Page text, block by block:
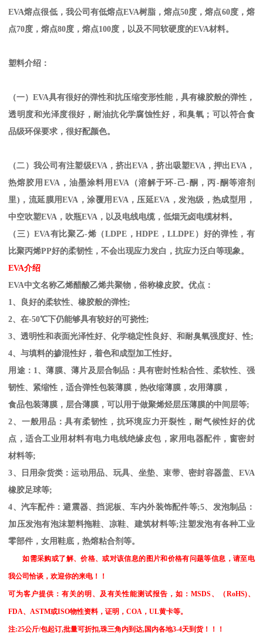
EVA熔点很低，我公司有低熔点EVA树脂，熔点50度，熔点60度，熔
点70度，熔点80度，熔点100度，以及不同软硬度的EVA材料。
塑料介绍：
（一）EVA具有很好的弹性和抗压缩变形性能，具有橡胶般的弹性，
透明度和光泽度很好，耐油抗化学腐蚀性好，和臭氧；可以符合食
品级环保要求，很好配颜色。
（二）我公司有注塑级EVA，挤出EVA ，挤出吸塑EVA ，押出EVA，
热熔胶用 EVA，油墨涂料用 EVA（溶解于环-己-酮，丙-酮等溶剂
里) ，流延膜用EVA ，涂覆用 EVA，压延EVA ，发泡级，热成型用，
中空吹塑EVA ，吹瓶EVA ，以及电线电缆，低烟无卤电缆材料。
（三）EVA有比聚乙-烯（LDPE ，HDPE ，LLDPE ）好的弹性，有
比聚丙烯PP好的柔韧性，不会出现应力发白，抗应力泛白等现象。
EVA介绍
EVA中文名称乙烯醋酸乙烯共聚物，俗称橡皮胶。优点：
1、良好的柔软性、橡胶般的弹性;
2、在-50℃下仍能够具有较好的可挠性;
3、透明性和表面光泽性好、化学稳定性良好、和耐臭氧强度好、性;
4、与填料的掺混性好，着色和成型加工性好。
用途： 1、薄膜、薄片及层合制品：具有密封性粘合性、柔软性、强
韧性、紧缩性，适合弹性包装薄膜，热收缩薄膜，农用薄膜，
食品包装薄膜，层合薄膜，可以用于做聚烯烃层压薄膜的中间层等;
2、一般用品：具有柔韧性，抗环境应力开裂性，耐气候性好的优
点，适合工业用材料有电力电线绝缘皮包，家用电器配件，窗密封
材料等;
3、日用杂货类：运动用品、玩具、坐垫、束带、密封容器盖、 EVA
橡胶足球等;
4、汽车配件：避震器、挡泥板、车内外装饰配件等;5、发泡制品：
加压发泡有泡沫塑料拖鞋、凉鞋、建筑材料等;注塑发泡有各种工业
零部件，女用鞋底，热熔粘合剂等。
如需采购或了解、价格、或对该信息的图片和价格有问题等信息，请至电
我公司恰谈，欢迎你的来电！！
可为客户提供：有关的明、及有关性能测试报告，如： MSDS、 （RoHS)、
FDA、ASTM或ISO物性资料，证明，COA ，UL黄卡等。
注:25公斤/包起订,批量可折扣,珠三角内到达,国内各地3-4天到货！！！